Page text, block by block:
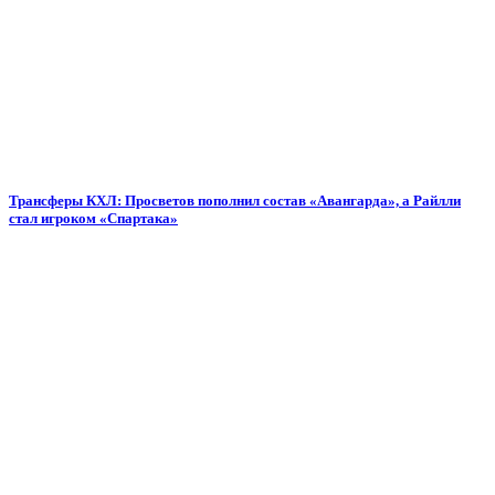
Трансферы КХЛ: Просветов пополнил состав «Авангарда», а Райлли
стал игроком «Спартака»